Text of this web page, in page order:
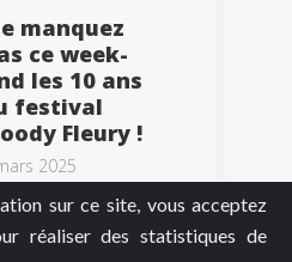
sur ce site, vous acceptez
réaliser des statistiques de
manquez
ce week-
les 10 ans
festival
Fleury !
2025